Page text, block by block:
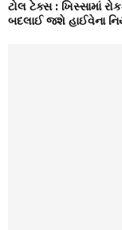
ટોલ ટેક્સ : ખિસ્સામાં
બદલાઈ જશે હાઈવેના